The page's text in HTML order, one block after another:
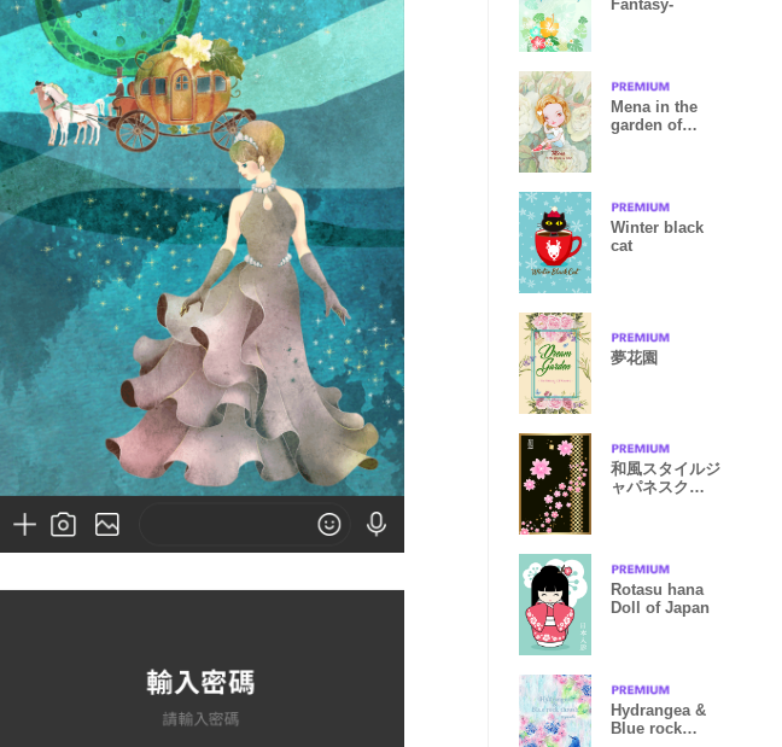
Fantasy-
Mena in the
garden of
Winter black
cat
夢花園
和風スタイルジ
ャパネスク
Rotasu hana
Doll of Japan
Hydrangea &
Blue rock